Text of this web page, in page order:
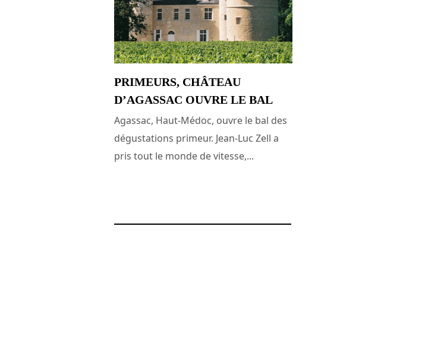
PRIMEURS, CHÂTEAU
D’AGASSAC OUVRE LE BAL
Agassac, Haut-Médoc, ouvre le bal des
dégustations primeur. Jean-Luc Zell a
pris tout le monde de vitesse,...